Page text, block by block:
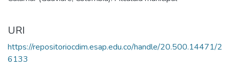
URI
https://repositoriocdim.esap.edu.co/handle/20.500.14471/2
6133